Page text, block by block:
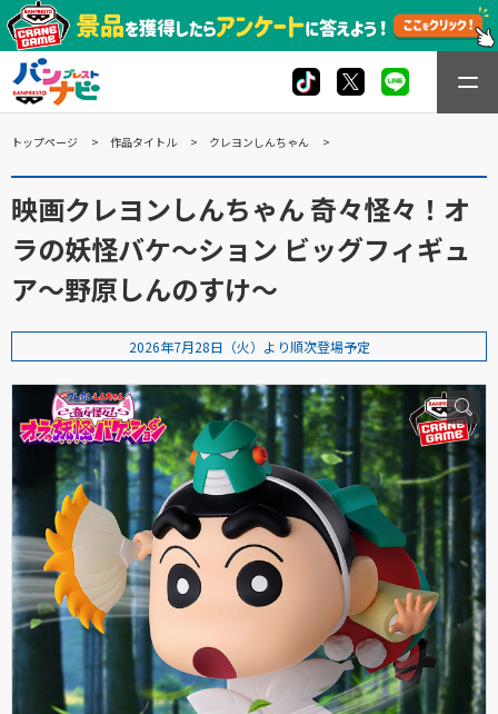
トップページ 作品タイトル クレヨンしんちゃん
映画クレヨンしんちゃん 奇々怪々！オ
ラの妖怪バケ～ション ビッグフィギュ
ア～野原しんのすけ～
2026年7月28日（火）より順次登場予定